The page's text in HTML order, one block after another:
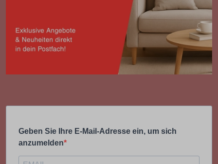
Geben Sie Ihre E-Mail-Adresse ein, um sich
anzumelden